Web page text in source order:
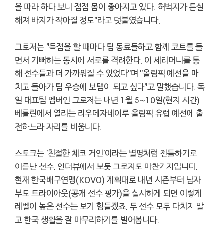
을 따라 하다 보니 점점 몸이 좋아지고 있다. 허벅지가 튼실
해져 바지가 작아질 정도"라고 덧붙였습니다.
그로저는 "득점을 할 때마다 팀 동료들하고 함께 코트를 돌
면서 기뻐하는 동시에 서로를 격려한다. 이 세리머니를 통
해 선수들과 더 가까워질 수 있었다"며 "올림픽 예선을 마
치고 돌아가 팀 우승에 보탬이 되고 싶다"고 말했습니다. 독
일 대표팀 멤버인 그로저는 내년 1월 5~10일(현지 시간)
베를린에서 열리는 리우데자네이루 올림픽 유럽 예선에 출
전하느라 자리를 비웁니다.
스토크는 '친절한 체코 거인'이라는 별명처럼 젠틀하기로
이름난 선수. 인터뷰에서 보듯 그로저도 마찬가지입니다.
현재 한국배구연맹(KOVO) 계획대로 내년 시즌부터 남자
부도 트라이아웃(공개 선수 평가)을 실시하게 되면 이렇게
레벨이 높은 선수는 보기 힘들겠죠. 두 선수 모두 다치지 말
고 한국 생활을 잘 마무리하기를 빌어봅니다.